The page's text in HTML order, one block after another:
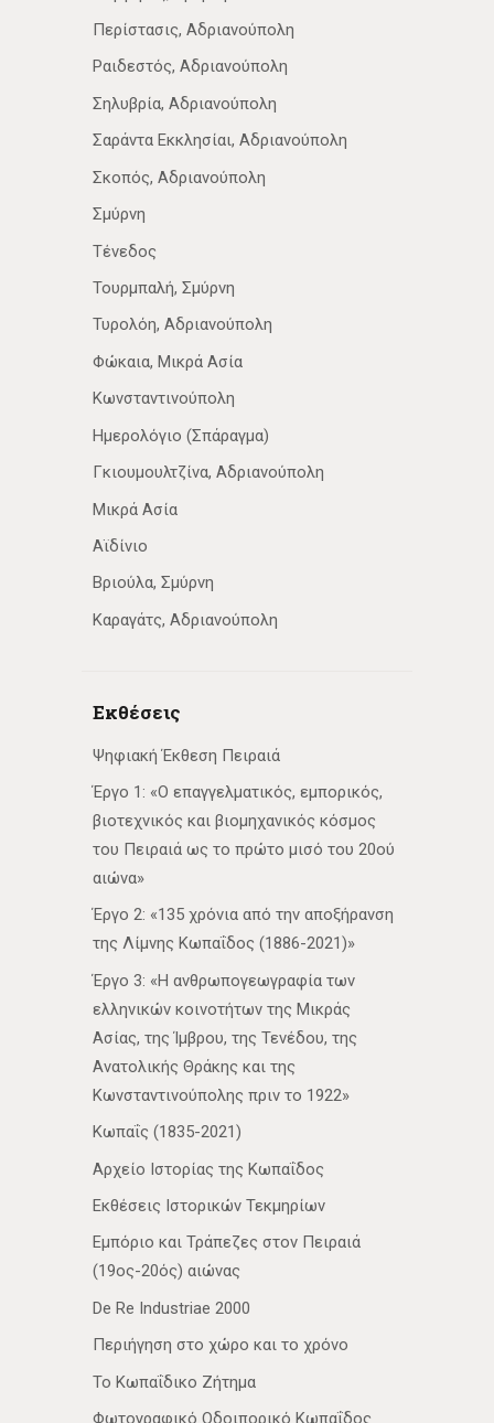
Περίστασις, Αδριανούπολη
Ραιδεστός, Αδριανούπολη
Σηλυβρία, Αδριανούπολη
Σαράντα Εκκλησίαι, Αδριανούπολη
Σκοπός, Αδριανούπολη
Σμύρνη
Τένεδος
Τουρμπαλή, Σμύρνη
Τυρολόη, Αδριανούπολη
Φώκαια, Μικρά Ασία
Κωνσταντινούπολη
Ημερολόγιο (Σπάραγμα)
Γκιουμουλτζίνα, Αδριανούπολη
Μικρά Ασία
Αϊδίνιο
Βριούλα, Σμύρνη
Καραγάτς, Αδριανούπολη
Εκθέσεις
Ψηφιακή Έκθεση Πειραιά
Έργο 1: «Ο επαγγελματικός, εμπορικός,
βιοτεχνικός και βιομηχανικός κόσμος
του Πειραιά ως το πρώτο μισό του 20ού
αιώνα»
Έργο 2: «135 χρόνια από την αποξήρανση
της Λίμνης Κωπαΐδος (1886-2021)»
Έργο 3: «Η ανθρωπογεωγραφία των
ελληνικών κοινοτήτων της Μικράς
Ασίας, της Ίμβρου, της Τενέδου, της
Ανατολικής Θράκης και της
Κωνσταντινούπολης πριν το 1922»
Κωπαΐς (1835-2021)
Αρχείο Ιστορίας της Κωπαΐδος
Εκθέσεις Ιστορικών Τεκμηρίων
Εμπόριο και Τράπεζες στον Πειραιά
(19ος-20ός) αιώνας
De Re Industriae 2000
Περιήγηση στο χώρο και το χρόνο
Το Κωπαΐδικο Ζήτημα
Φωτογραφικό Οδοιπορικό Κωπαΐδος